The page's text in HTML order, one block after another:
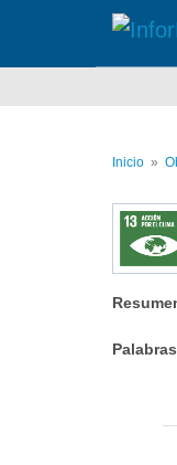
Inicio